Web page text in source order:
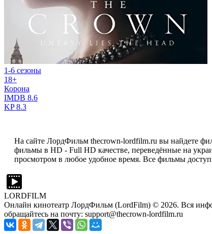
1-6 сезоны
18+
Корона
IMDB 8.6
KP8.3
На сайте ЛордФильм thecrown-lordfilm.ru вы найдете
фильмы в HD - Full HD качестве, переведённые на
просмотром в любое удобное время. Все фильмы
LORDFILM
Онлайн кинотеатр ЛордФильм (LordFilm) © 2026. Вся
обращайтесь на почту: support@thecrown-lordfilm.ru